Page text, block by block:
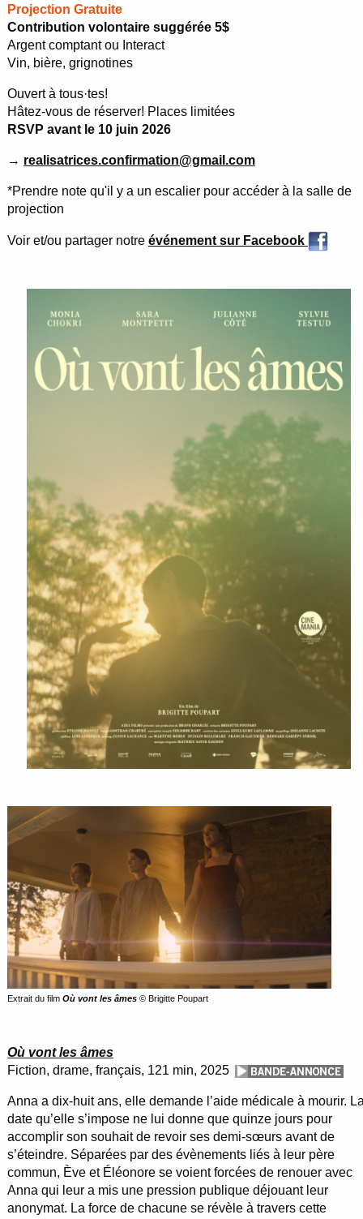
Projection Gratuite
Contribution volontaire suggérée 5$
Argent comptant ou Interact
Vin, bière, grignotines
Ouvert à tous·tes!
Hâtez-vous de réserver! Places limitées
RSVP avant le 10 juin 2026
→ realisatrices.confirmation@gmail.com
*Prendre note qu'il y a un escalier pour accéder à la salle de
projection
Voir et/ou partager notre événement sur Facebook
Extrait du film Où vont les âmes© Brigitte Poupart
Où vont les âmes
Fiction, drame, français, 121 min, 2025
Anna a dix-huit ans, elle demande l’aide médicale à mourir.
date qu’elle s’impose ne lui donne que quinze jours pour
accomplir son souhait de revoir ses demi-sœurs avant de
s’éteindre. Séparées par des évènements liés à leur père
commun, Ève et Éléonore se voient forcées de renouer avec
Anna qui leur a mis une pression publique déjouant leur
anonymat. La force de chacune se révèle à travers cette